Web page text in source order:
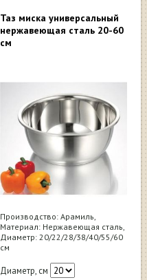
Таз миска универсальный
нержавеющая сталь 20-60
см
Производство: Арамиль,
Материал: Нержавеющая сталь,
Диаметр: 20/22/28/38/40/55/60
см
Диаметр, см